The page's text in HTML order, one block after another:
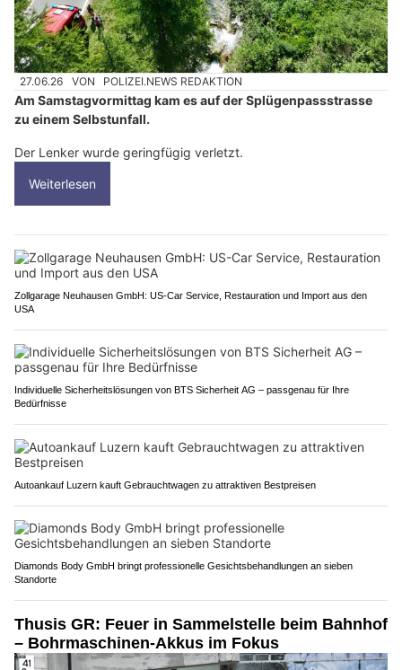
27.06.26 VON POLIZEI.NEWS REDAKTION
Am Samstagvormittag kam es auf der Splügenpassstrasse
zu einem Selbstunfall.
Der Lenker wurde geringfügig verletzt.
Weiterlesen
Zollgarage Neuhausen GmbH: US-Car Service, Restauration und Import aus den
USA
Individuelle Sicherheitslösungen von BTS Sicherheit AG – passgenau für Ihre
Bedürfnisse
Autoankauf Luzern kauft Gebrauchtwagen zu attraktiven Bestpreisen
Diamonds Body GmbH bringt professionelle Gesichtsbehandlungen an sieben
Standorte
Thusis GR: Feuer in Sammelstelle beim Bahnhof
– Bohrmaschinen-Akkus im Fokus